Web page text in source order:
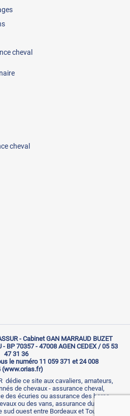
cheval
cheval
- Cabinet GAN MARRAUD BUZET
- BP 70357 - 47008 AGEN CEDEX / 05 53
47 31 36
le numéro 11 059 371 et 24 008
(www.orias.fr)
dédie ce site aux cavaliers, amateurs,
de chevaux - assurance cheval,
des écuries ou assurance des haras,
ou des vans, assurance du cavalier.
ouest entre Bordeaux et Toulouse et